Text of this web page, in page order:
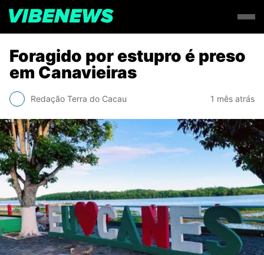
Foragido por estupro é preso
em Canavieiras
Redação Terra do Cacau 1 mês atrás